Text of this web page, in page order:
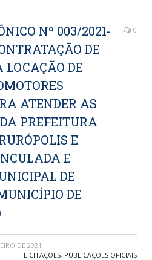
Nº 003/2021-
DE
DE
ATENDER AS
PREFEITURA
E
E
DE
DE
0
DE 2021
LICITAÇÕES, PUBLICAÇÕES OFICIAIS